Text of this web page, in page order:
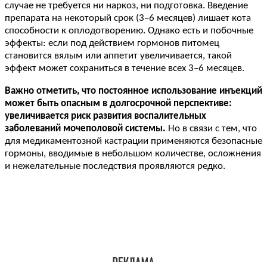
случае не требуется ни наркоз, ни подготовка. Введение
препарата на некоторый срок (3–6 месяцев) лишает кота
способности к оплодотворению. Однако есть и побочные
эффекты: если под действием гормонов питомец
становится вялым или аппетит увеличивается, такой
эффект может сохраниться в течение всех 3–6 месяцев.
Важно отметить, что постоянное использование инъекций
может быть опасным в долгосрочной перспективе:
увеличивается риск развития воспалительных
заболеваний мочеполовой системы. Но в связи с тем, что
для медикаментозной кастрации применяются безопасные
гормоны, вводимые в небольшом количестве, осложнения
и нежелательные последствия проявляются редко.